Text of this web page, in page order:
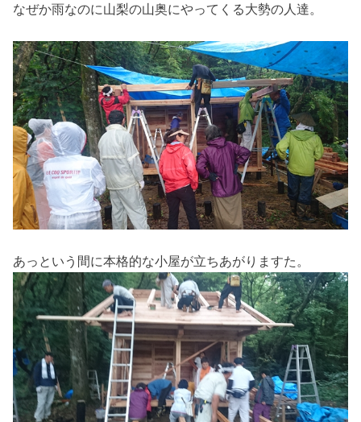
なぜか雨なのに山梨の山奥にやってくる大勢の人達。
あっという間に本格的な小屋が立ちあがりますた。